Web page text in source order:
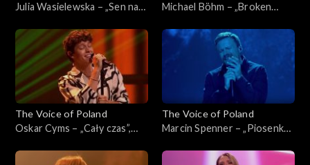
Julia Wasielewska – „Sen na
Poland”, Live 1, 8 listopada
2025
Michael Böhm – „Broken
Poland”, Live 1, 8 listopada
The Voice of Poland
Oskar Cyms – „Cały czas”,
8 listopada 2025
The Voice of Poland
Marcin Spenner – „Piosenka
Poland”, Live 1, 8 listopada